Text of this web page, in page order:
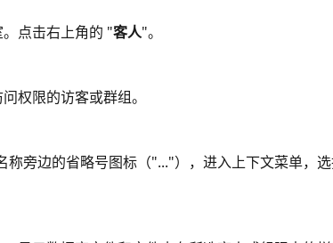
点击右上角的 "客人"。
权限的访客或群组。
称旁边的省略号图标（"..."），进入上下文菜单，